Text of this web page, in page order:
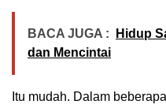
BACA JUGA :
Hidup
dan Mencintai
Itu mudah. Dalam